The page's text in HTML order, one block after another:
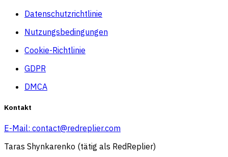
Datenschutzrichtlinie
Nutzungsbedingungen
Cookie-Richtlinie
GDPR
DMCA
Kontakt
E-Mail: contact@redreplier.com
Taras Shynkarenko (tätig als RedReplier)